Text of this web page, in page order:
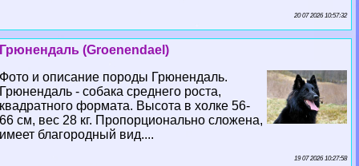
20 07 2026 10:57:32
Грюнендаль (Groenendael)
Фото и описание породы Грюнендаль.
Грюнендаль - собака среднего роста,
квадратного формата. Высота в холке 56-
66 см, вес 28 кг. Пропорционально сложена,
имеет благородный вид....
19 07 2026 10:27:58